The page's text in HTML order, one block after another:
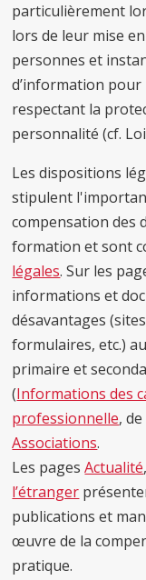
particulièrement
lors de leur mise
personnes et
d’information
respectant la
personnalité (cf.
Les dispositions
stipulent
compensation des
formation et sont
légales. Sur les
informations et
désavantages
formulaires, etc.)
primaire et
(Informations des
professionnelle, de
Associations.
Les pagesActualité,
l’étranger
publications et
œuvre de la
pratique.